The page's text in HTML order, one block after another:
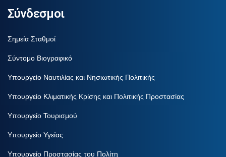
Σύνδεσμοι
Σημεία Σταθμοί
Σύντομο Βιογραφικό
Υπουργείο Ναυτιλίας και Νησιωτικής Πολιτικής
Υπουργείο Κλιματικής Κρίσης και Πολιτικής Προστασίας
Υπουργείο Τουρισμού
Υπουργείο Υγείας
Υπουργείο Προστασίας του Πολίτη